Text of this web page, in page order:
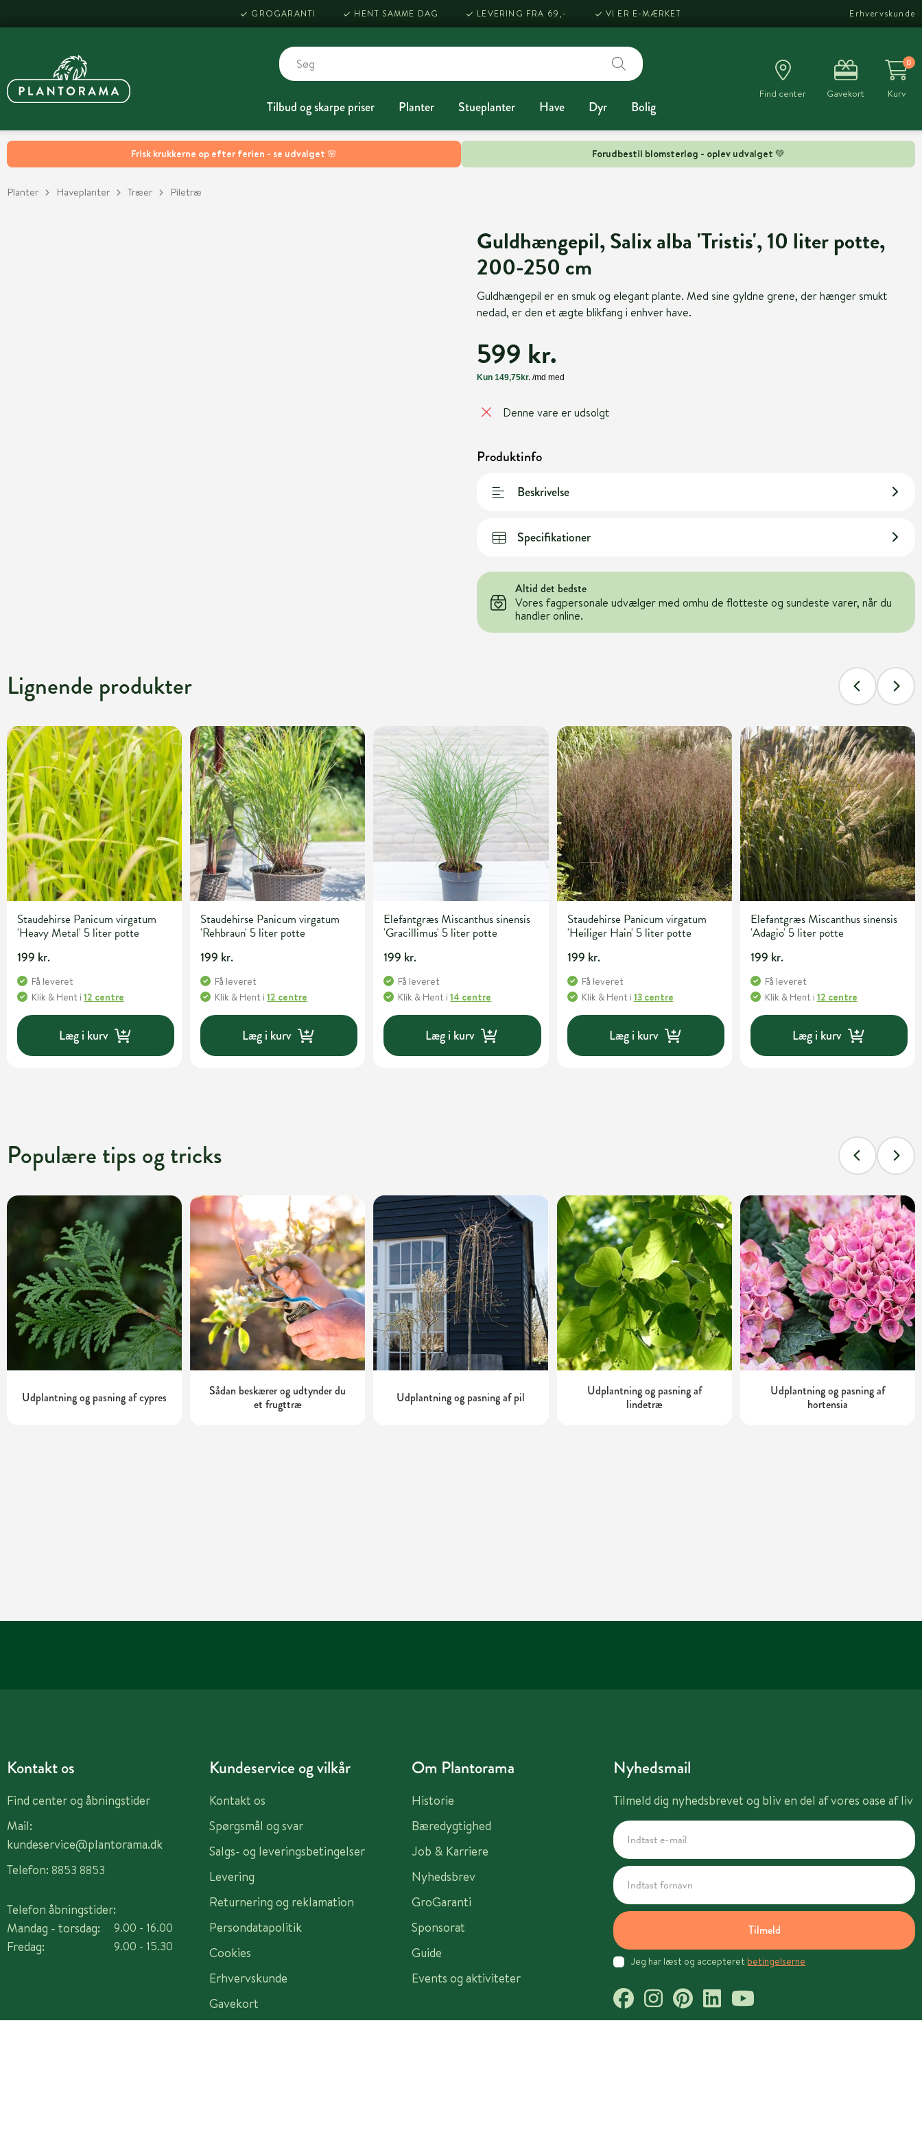
Frisk krukkerne op efter ferien - se udvalget 🌸 Forudbestil blomsterløg - oplev udvalget 💚
GROGARANTI HENT SAMME DAG LEVERING FRA 69,- VI ER E-MÆRKET Erhvervskunde
Tilbud og skarpe priser Planter Stueplanter Have Dyr Bolig
Find center Gavekort
0
Kurv
Planter Haveplanter Træer Piletræ
Guldhængepil, Salix alba 'Tristis', 10 liter potte,
200-250 cm
Guldhængepil er en smuk og elegant plante. Med sine gyldne grene, der hænger smukt
nedad, er den et ægte blikfang i enhver have.
599 kr.
Denne vare er udsolgt
Produktinfo
Beskrivelse
Specifikationer
Altid det bedste
Vores fagpersonale udvælger med omhu de flotteste og sundeste varer, når du
handler online.
Lignende produkter
Staudehirse Panicum virgatum
'Heavy Metal' 5 liter potte
199 kr.
Få leveret
Klik & Hent i 12 centre
Læg i kurv
Staudehirse Panicum virgatum
'Rehbraun' 5 liter potte
199 kr.
Få leveret
Klik & Hent i12 centre
Læg i kurv
Elefantgræs Miscanthus sinensis
'Gracillimus' 5 liter potte
199 kr.
Få leveret
Klik & Hent i14 centre
Læg i kurv
Staudehirse Panicum virgatum
'Heiliger Hain' 5 liter potte
199 kr.
Få leveret
Klik & Hent i 13 centre
Læg i kurv
Elefantgræs Miscanthus sinensis
'Adagio' 5 liter potte
199 kr.
Få leveret
Klik & Hent i 12 centre
Læg i kurv
Populære tips og tricks
Udplantning og pasning af cypres
Sådan beskærer og udtynder du
et frugttræ
Udplantning og pasning af pil
Udplantning og pasning af
lindetræ
Udplantning og pasning af
hortensia
Kontakt os
Find center og åbningstider
Mail:
kundeservice@plantorama.dk
Telefon: 8853 8853
Telefon åbningstider:
Mandag - torsdag:
Fredag:
9.00 - 16.00
9.00 - 15.30
Kundeservice og vilkår
Kontakt os
Spørgsmål og svar
Salgs- og leveringsbetingelser
Levering
Returnering og reklamation
Persondatapolitik
Cookies
Erhvervskunde
Gavekort
Om Plantorama
Historie
Bæredygtighed
Job & Karriere
Nyhedsbrev
GroGaranti
Sponsorat
Guide
Events og aktiviteter
Nyhedsmail
Tilmeld dig nyhedsbrevet og bliv en del af vores oase af liv
Tilmeld
Jeg har læst og accepteret betingelserne